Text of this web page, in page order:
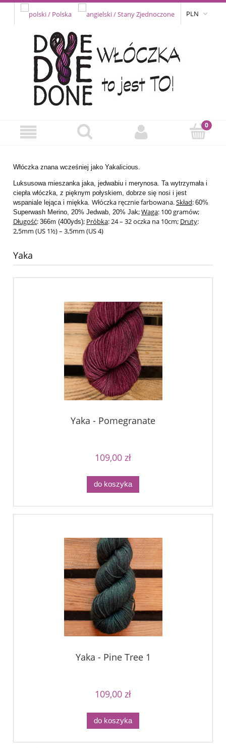
PLN
Włóczka znana wcześniej jako Yakalicious.
Luksusowa mieszanka jaka, jedwabiu i merynosa. Ta wytrzymała i
ciepła włóczka, z pięknym połyskiem, dobrze się nosi i jest
wspaniale lejąca i miękka. Włóczka ręcznie farbowana.Skład: 60%
Superwash Merino, 20% Jedwab, 20% Jak;Waga: 100 gramów;
Długość: 366m (400yds); Próbka: 24 – 32 oczka na 10cm; Druty:
2,5mm (US 1½) – 3,5mm (US 4)
Yaka
Yaka - Pomegranate
109,00 zł
do koszyka
Yaka - Pine Tree 1
109,00 zł
do koszyka